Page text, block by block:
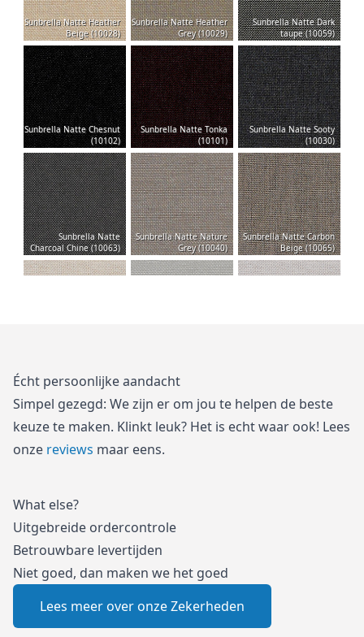
Écht persoonlijke aandacht
Simpel gezegd: We zijn er om jou te helpen de beste
keuze te maken. Klinkt leuk? Het is echt waar ook! Lees
onze reviews maar eens.
What else?
Uitgebreide ordercontrole
Betrouwbare levertijden
Niet goed, dan maken we het goed
Lees meer over onze Zekerheden